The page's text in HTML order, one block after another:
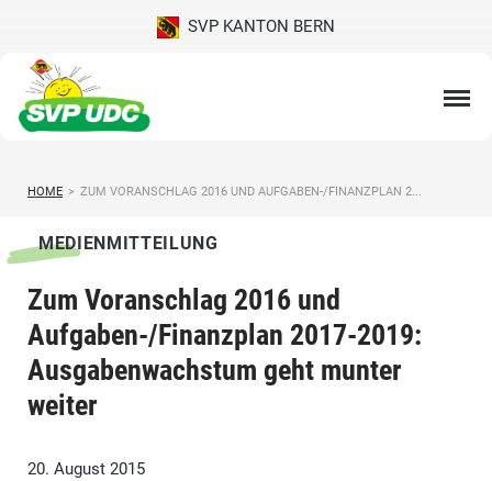
SVP KANTON BERN
HOME > ZUM VORANSCHLAG 2016 UND AUFGABEN-/FINANZPLAN 2...
MEDIENMITTEILUNG
Zum Voranschlag 2016 und
Aufgaben-/Finanzplan 2017-2019:
Ausgabenwachstum geht munter
weiter
20. August 2015